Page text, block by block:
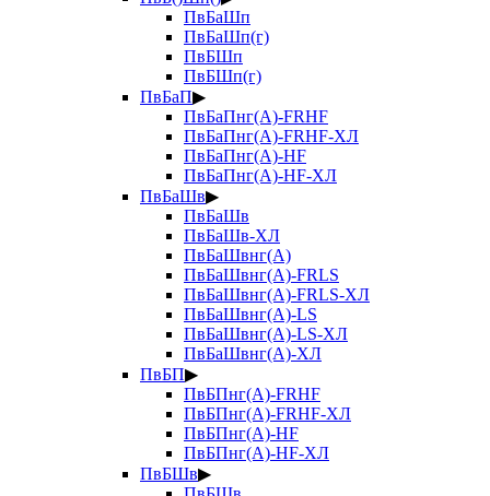
ПвБаШп
ПвБаШп(г)
ПвБШп
ПвБШп(г)
ПвБаП▶
ПвБаПнг(А)-FRHF
ПвБаПнг(А)-FRHF-ХЛ
ПвБаПнг(А)-HF
ПвБаПнг(А)-HF-ХЛ
ПвБаШв▶
ПвБаШв
ПвБаШв-ХЛ
ПвБаШвнг(А)
ПвБаШвнг(А)-FRLS
ПвБаШвнг(А)-FRLS-ХЛ
ПвБаШвнг(А)-LS
ПвБаШвнг(А)-LS-ХЛ
ПвБаШвнг(А)-ХЛ
ПвБП▶
ПвБПнг(А)-FRHF
ПвБПнг(А)-FRHF-ХЛ
ПвБПнг(А)-HF
ПвБПнг(А)-HF-ХЛ
ПвБШв▶